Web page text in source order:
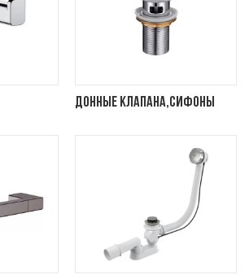
Донные клапана,сифоны